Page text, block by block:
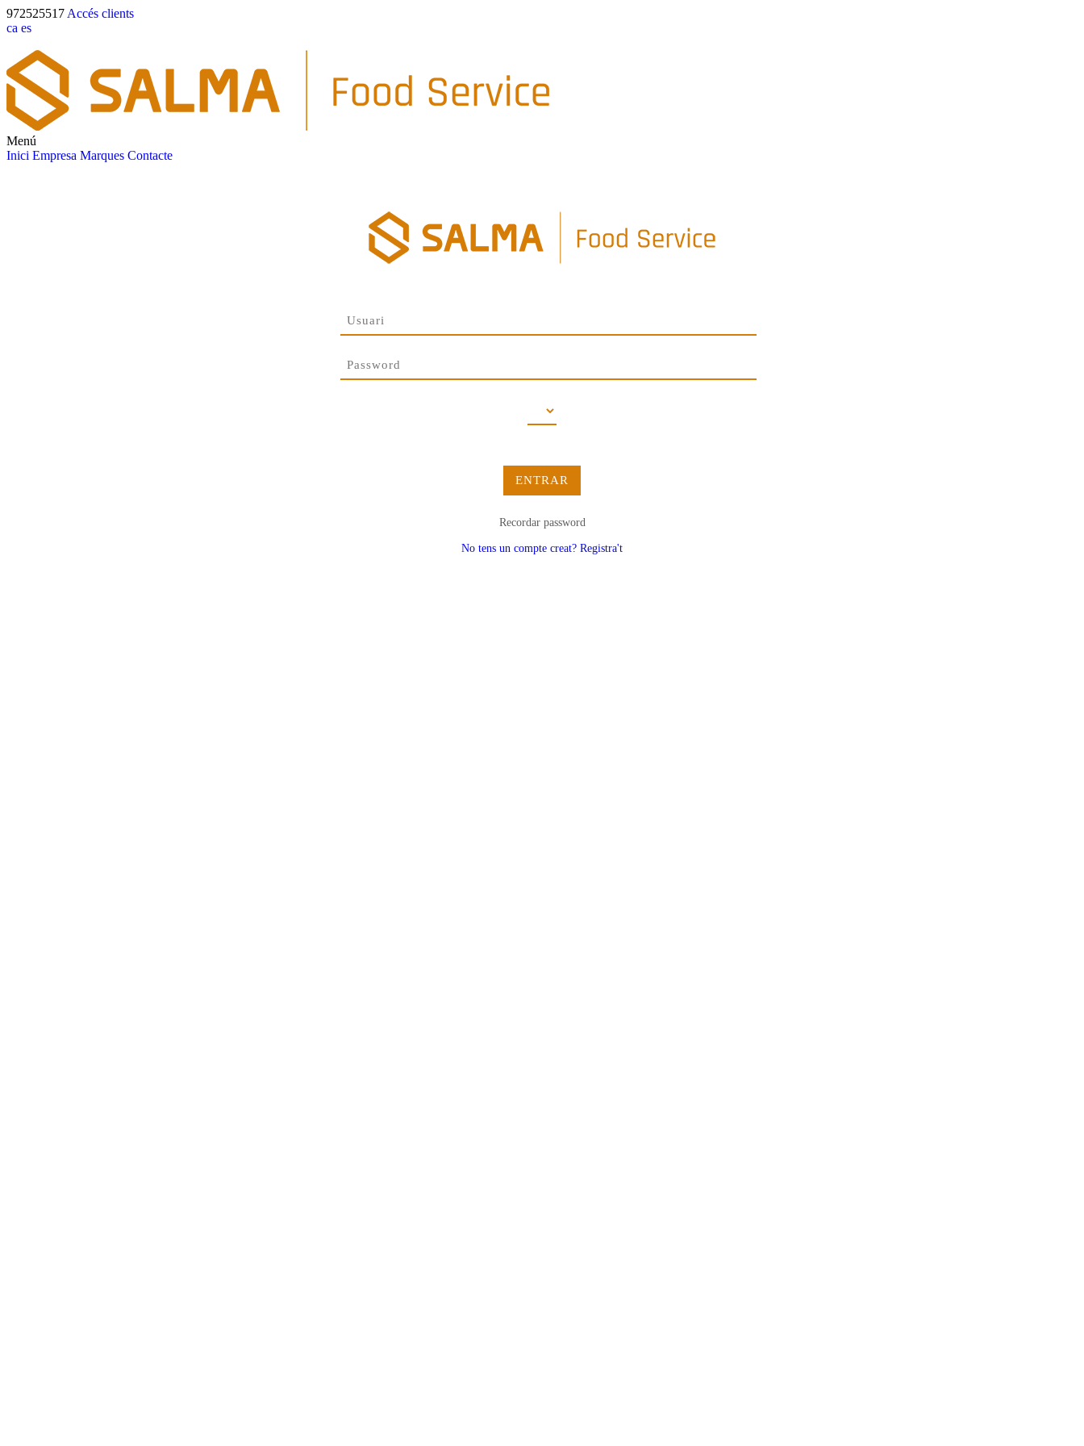
972525517 Accés clients
ca es
Menú
Inici Empresa Marques Contacte
ENTRAR
Recordar password
No tens un compte creat? Registra't